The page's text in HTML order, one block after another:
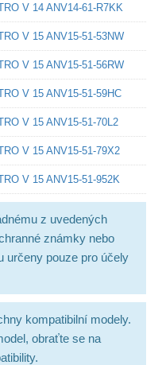
V 14 ANV14-61-R7KK
V 15 ANV15-51-53NW
V 15 ANV15-51-56RW
V 15 ANV15-51-59HC
V 15 ANV15-51-70L2
V 15 ANV15-51-79X2
V 15 ANV15-51-952K
z uvedených
známky nebo
určeny pouze pro účely
kompatibilní modely.
obraťte se na